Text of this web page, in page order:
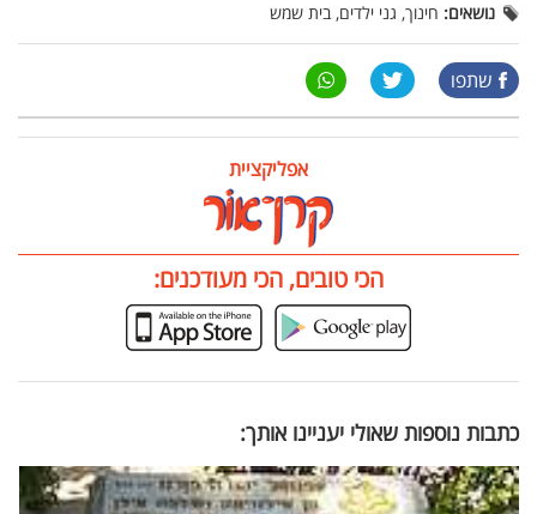
נושאים: חינוך, גני ילדים, בית שמש
שתפו
אפליקציית
הכי טובים, הכי מעודכנים:
כתבות נוספות שאולי יעניינו אותך: